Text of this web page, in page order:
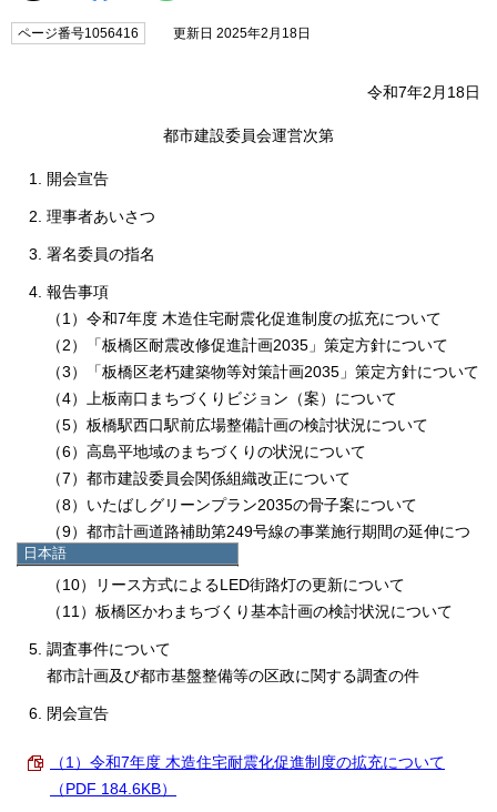
日本語
日本語
English
한국어
简体中文
繁體中文
ページ番号1056416 更新日 2025年2月18日
令和7年2月18日
都市建設委員会運営次第
開会宣告
理事者あいさつ
署名委員の指名
報告事項
（1）令和7年度 木造住宅耐震化促進制度の拡充について
（2）「板橋区耐震改修促進計画2035」策定方針について
（3）「板橋区老朽建築物等対策計画2035」策定方針について
（4）上板南口まちづくりビジョン（案）について
（5）板橋駅西口駅前広場整備計画の検討状況について
（6）高島平地域のまちづくりの状況について
（7）都市建設委員会関係組織改正について
（8）いたばしグリーンプラン2035の骨子案について
（9）都市計画道路補助第249号線の事業施行期間の延伸につ
いて
（10）リース方式によるLED街路灯の更新について
（11）板橋区かわまちづくり基本計画の検討状況について
調査事件について
都市計画及び都市基盤整備等の区政に関する調査の件
閉会宣告
（1）令和7年度 木造住宅耐震化促進制度の拡充について
（PDF 184.6KB）